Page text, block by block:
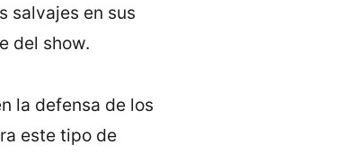
salvajes en sus
del show.
la defensa de los
este tipo de